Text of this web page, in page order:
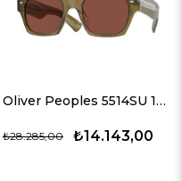
Oliver Peoples 5514SU 1678C5 51 G Unisex Güneş Gözlükleri
₺14.143,00
₺28.285,00